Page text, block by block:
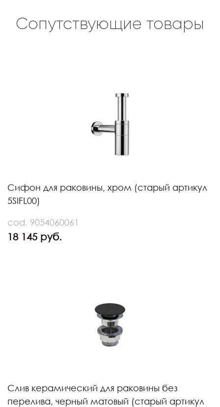
Сопутствующие товары
Сифон для раковины, хром (старый артикул
5SIFL00)
cod. 9054060061
18 145 руб.
Слив керамический для раковины без
перелива, черный матовый (старый артикул